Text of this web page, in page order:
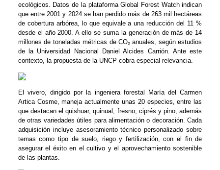
ecológicos. Datos de la plataforma Global Forest Watch indican
que entre 2001 y 2024 se han perdido más de 263 mil hectáreas
de cobertura arbórea, lo que equivale a una reducción del 11 %
desde el año 2000. A ello se suma la generación de más de 14
millones de toneladas métricas de CO₂ anuales, según estudios
de la Universidad Nacional Daniel Alcides Carrión. Ante este
contexto, la propuesta de la UNCP cobra especial relevancia.
El vivero, dirigido por la ingeniera forestal María del Carmen
Artica Cosme, maneja actualmente unas 20 especies, entre las
que destacan el quishuar, quinual, fresno, ciprés y pino, además
de otras variedades útiles para alimentación o decoración. Cada
adquisición incluye asesoramiento técnico personalizado sobre
temas como tipo de suelo, riego y fertilización, con el fin de
asegurar el éxito en el cultivo y el aprovechamiento sostenible
de las plantas.